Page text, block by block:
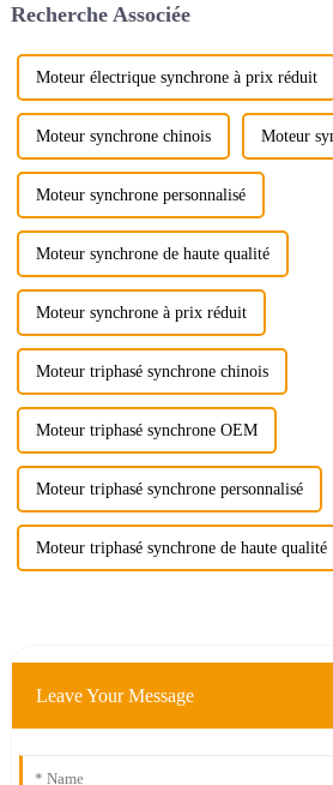
fiabilité du relais. Pour
Recherche Associée
Moteur électrique synchrone à prix réduit
Moteur synchrone chinois Moteur
Moteur synchrone personnalisé
Moteur synchrone de haute qualité
Moteur synchrone à prix réduit
Moteur triphasé synchrone chinois
Moteur triphasé synchrone OEM
Moteur triphasé synchrone personnalisé
Moteur triphasé synchrone de haute qualité
Leave Your Message